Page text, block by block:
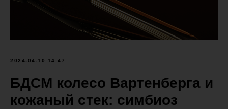
2024-04-10 14:47
БДСМ колесо Вартенберга и
кожаный стек: симбиоз